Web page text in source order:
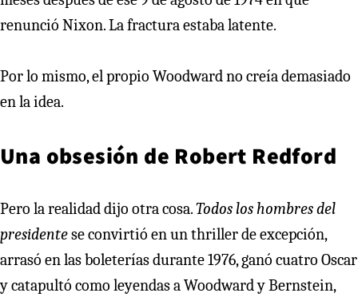
renunció Nixon. La fractura estaba latente.
Por lo mismo, el propio Woodward no creía demasiado
en la idea.
Una obsesión de Robert Redford
Pero la realidad dijo otra cosa.Todos los hombres del
presidentese convirtió en un thriller de excepción,
arrasó en las boleterías durante 1976, ganó cuatro Oscar
y catapultó como leyendas a Woodward y Bernstein,